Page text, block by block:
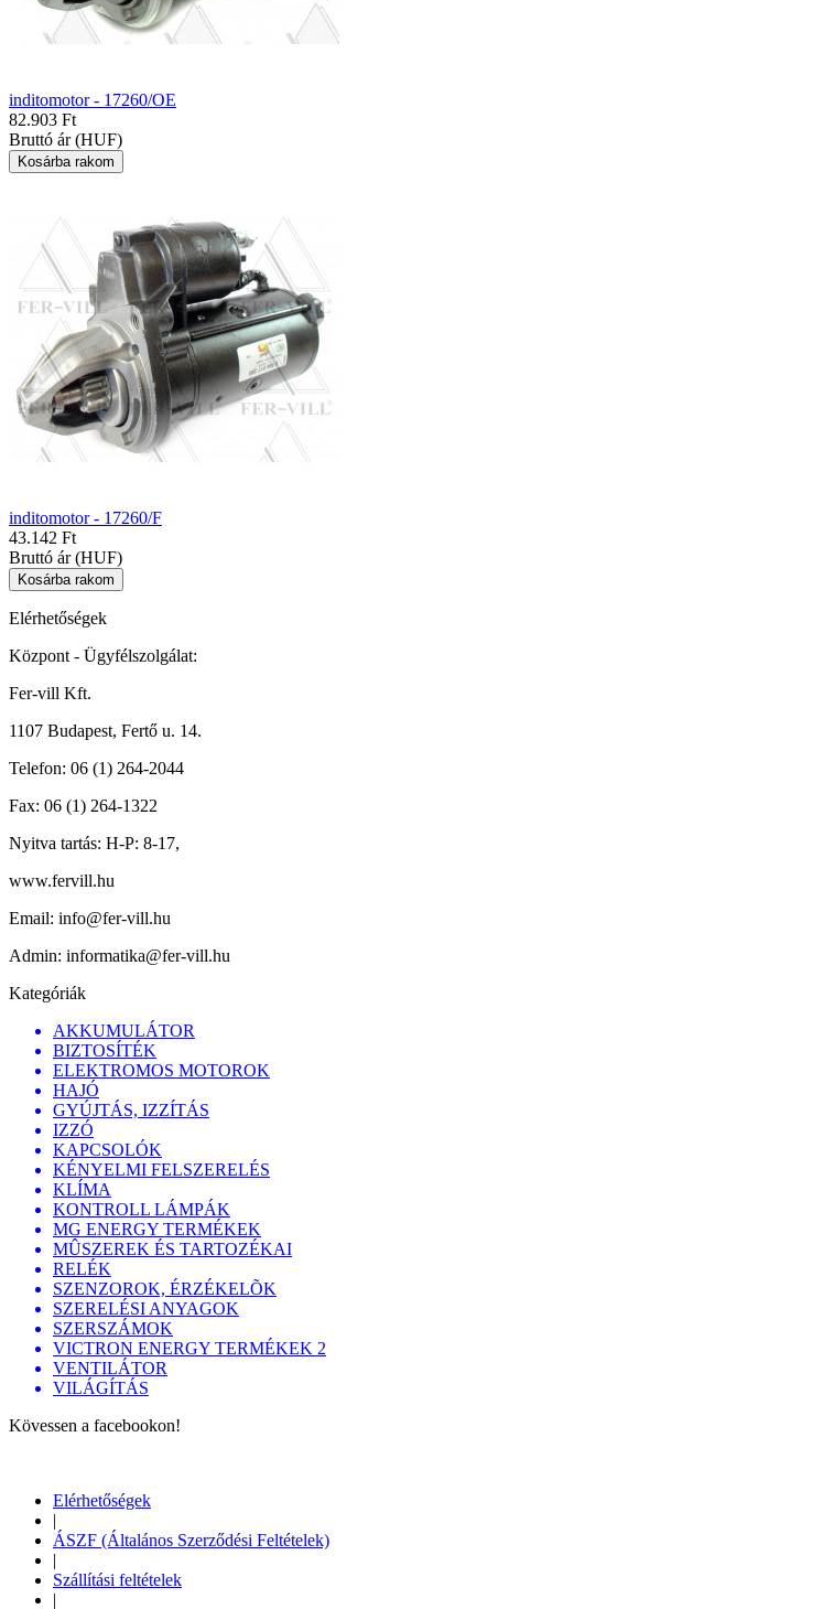
inditomotor - 17260/OE
82.903 Ft
Bruttó ár (HUF)
inditomotor - 17260/F
43.142 Ft
Bruttó ár (HUF)
Elérhetőségek
Központ - Ügyfélszolgálat:
Fer-vill Kft.
1107 Budapest, Fertő u. 14.
Telefon: 06 (1) 264-2044
Fax: 06 (1) 264-1322
Nyitva tartás: H-P: 8-17,
www.fervill.hu
Email: info@fer-vill.hu
Admin: informatika@fer-vill.hu
Kategóriák
AKKUMULÁTOR
BIZTOSÍTÉK
ELEKTROMOS MOTOROK
HAJÓ
GYÚJTÁS, IZZÍTÁS
IZZÓ
KAPCSOLÓK
KÉNYELMI FELSZERELÉS
KLÍMA
KONTROLL LÁMPÁK
MG ENERGY TERMÉKEK
MÛSZEREK ÉS TARTOZÉKAI
RELÉK
SZENZOROK, ÉRZÉKELÕK
SZERELÉSI ANYAGOK
SZERSZÁMOK
VICTRON ENERGY TERMÉKEK 2
VENTILÁTOR
VILÁGÍTÁS
Kövessen a facebookon!
Elérhetőségek
|
ÁSZF (Általános Szerződési Feltételek)
|
Szállítási feltételek
|